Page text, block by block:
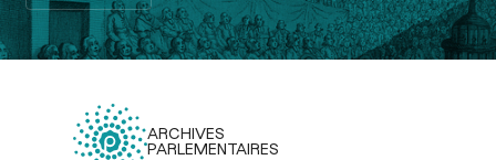
ARCHIVES
PARLEMENTAIRES